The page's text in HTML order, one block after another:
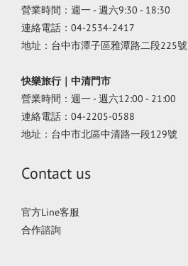
營業時間：週一 - 週六9:30 - 18:30
連絡電話：04-2534-2417
地址：台中市潭子區雅潭路二段225號
快樂旅行｜中清門市
營業時間：週一 - 週六12:00 - 21:00
連絡電話：04-2205-0588
地址：台中市北區中清路一段129號
Contact us
官方Line客服
合作諮詢